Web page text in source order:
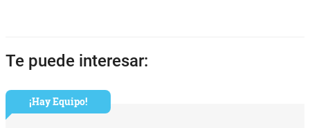
Te puede interesar:
¡Hay Equipo!